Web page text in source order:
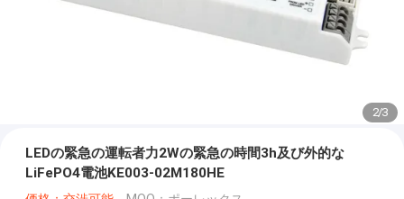
2/3
LEDの緊急の運転者力2Wの緊急の時間3h及び外的な
LiFePO4電池KE003-02M180HE